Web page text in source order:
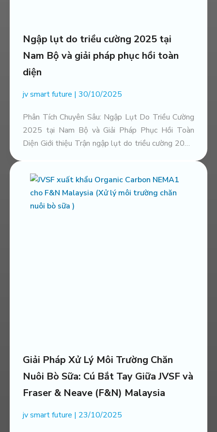
ỨNG DỤNG CARBON HỮU CƠ TRONG
Ngập lụt do triều cường 2025 tại
Nam Bộ và giải pháp phục hồi toàn
diện
jv smart future 30/10/2025
Phân Tích Chuyên Sâu: Ngập Lụt Do Triều Cường
2025 tại Nam Bộ và Giải Pháp Phục Hồi Toàn
Diện Giới thiệu Trận ngập lụt do triều cường 2025
Giải Pháp Xử Lý Môi Trường Chăn
Nuôi Bò Sữa: Cú Bắt Tay Giữa JVSF và
Fraser & Neave (F&N) Malaysia
jv smart future 23/10/2025